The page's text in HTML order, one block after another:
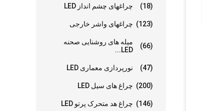
چراغهای چشم انداز LED (18)
چراغهای واشر خارجی (123)
میله های روشنایی صحنه
LED...
(66)
نورپردازی معماری LED (47)
چراغ های سیل LED (200)
چراغ هد متحرک پرتو LED (146)